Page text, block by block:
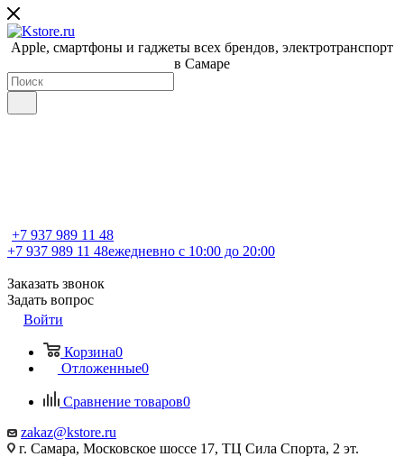
Apple, cмартфоны и гаджеты всех брендов, электротранспорт
в Самаре
+7 937 989 11 48
+7 937 989 11 48ежедневно с 10:00 до 20:00
Заказать звонок
Задать вопрос
Войти
Корзина0
Отложенные0
Сравнение товаров0
zakaz@kstore.ru
г. Самара, Московское шоссе 17, ТЦ Сила Спорта, 2 эт.